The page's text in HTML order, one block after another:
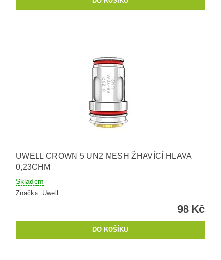
UWELL CROWN 5 UN2 MESH ŽHAVÍCÍ HLAVA
0,23OHM
Skladem
Značka: Uwell
98 Kč